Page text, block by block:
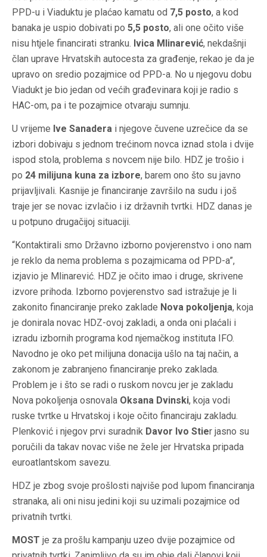
PPD-u i Viaduktu je plaćao kamatu od 7,5 posto, a kod
banaka je uspio dobivati po 5,5 posto, ali one očito više
nisu htjele financirati stranku. Ivica Mlinarević, nekdašnji
član uprave Hrvatskih autocesta za građenje, rekao je da je
upravo on sredio pozajmice od PPD-a. No u njegovu dobu
Viadukt je bio jedan od većih građevinara koji je radio s
HAC-om, pa i te pozajmice otvaraju sumnju.
U vrijeme Ive Sanadera i njegove čuvene uzrečice da se
izbori dobivaju s jednom trećinom novca iznad stola i dvije
ispod stola, problema s novcem nije bilo. HDZ je trošio i
po 24 milijuna kuna za izbore, barem ono što su javno
prijavljivali. Kasnije je financiranje završilo na sudu i još
traje jer se novac izvlačio i iz državnih tvrtki. HDZ danas je
u potpuno drugačijoj situaciji.
“Kontaktirali smo Državno izborno povjerenstvo i ono nam
je reklo da nema problema s pozajmicama od PPD-a”,
izjavio je Mlinarević. HDZ je očito imao i druge, skrivene
izvore prihoda. Izborno povjerenstvo sad istražuje je li
zakonito financiranje preko zaklade Nova pokoljenja, koja
je donirala novac HDZ-ovoj zakladi, a onda oni plaćali i
izradu izbornih programa kod njemačkog instituta IFO.
Navodno je oko pet milijuna donacija ušlo na taj način, a
zakonom je zabranjeno financiranje preko zaklada.
Problem je i što se radi o ruskom novcu jer je zakladu
Nova pokoljenja osnovala Oksana Dvinski, koja vodi
ruske tvrtke u Hrvatskoj i koje očito financiraju zakladu.
Plenković i njegov prvi suradnik Davor Ivo Stier jasno su
poručili da takav novac više ne žele jer Hrvatska pripada
euroatlantskom savezu.
HDZ je zbog svoje prošlosti najviše pod lupom financiranja
stranaka, ali oni nisu jedini koji su uzimali pozajmice od
privatnih tvrtki.
MOST je za prošlu kampanju uzeo dvije pozajmice od